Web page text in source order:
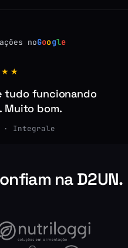
noGoogle
tudo funcionando
Muito bom.
· Integrale
na D2UN.